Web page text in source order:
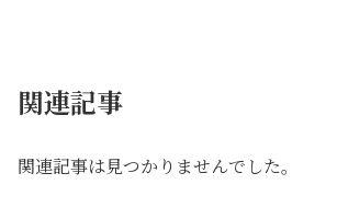
関連記事
関連記事は見つかりませんでした。